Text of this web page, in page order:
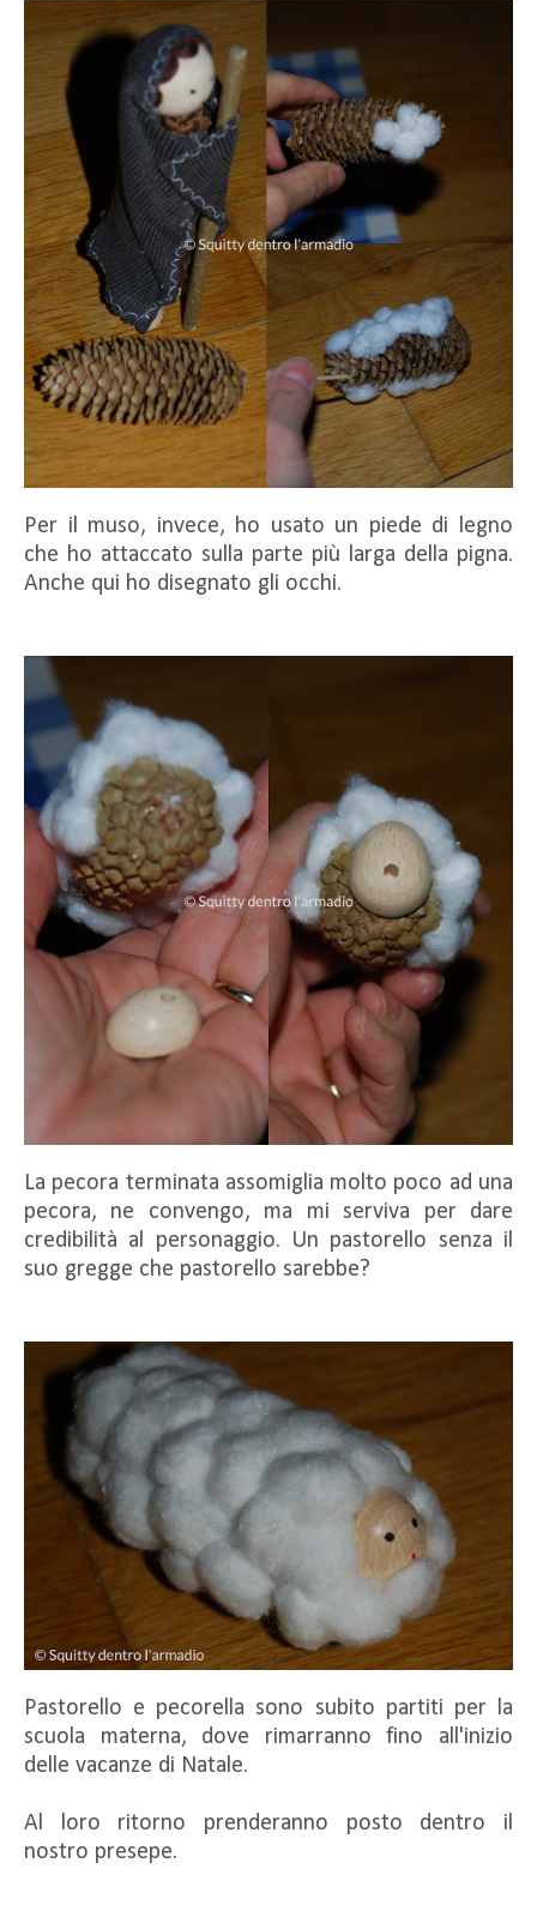
Per il muso, invece, ho usato un piede di legno
che ho attaccato sulla parte più larga della pigna.
Anche qui ho disegnato gli occhi.
La pecora terminata assomiglia molto poco ad una
pecora, ne convengo, ma mi serviva per dare
credibilità al personaggio. Un pastorello senza il
suo gregge che pastorello sarebbe?
Pastorello e pecorella sono subito partiti per la
scuola materna, dove rimarranno fino all'inizio
delle vacanze di Natale.
Al loro ritorno prenderanno posto dentro il
nostro presepe.